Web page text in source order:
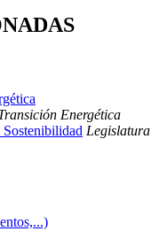
Energética
Legislatura